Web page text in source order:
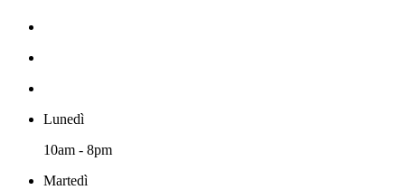
Lunedì
10am - 8pm
Martedì